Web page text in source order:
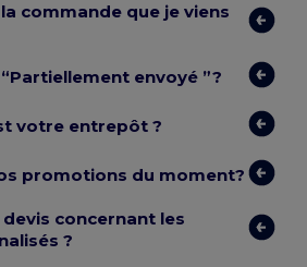
commande que je viens
envoyé ”?
votre entrepôt ?
promotions du moment?
concernant les
?